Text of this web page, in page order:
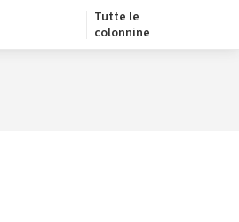
Tutte le
colonnine